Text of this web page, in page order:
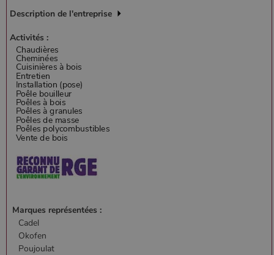
Description de l'entreprise
Activités :
Marques représentées :
Cadel
Okofen
Poujoulat